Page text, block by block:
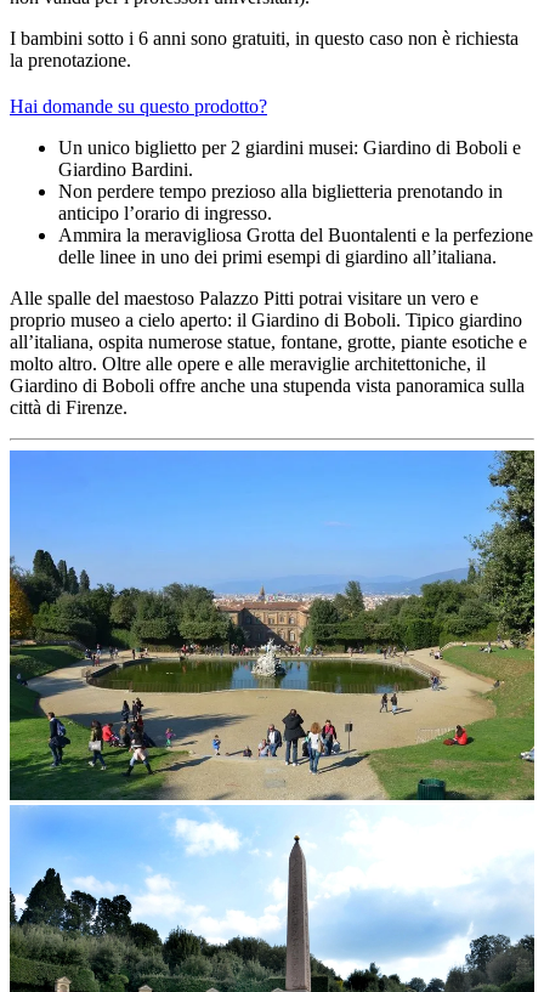
I bambini sotto i 6 anni sono gratuiti, in questo caso non è richiesta
la prenotazione.
Hai domande su questo prodotto?
Un unico biglietto per 2 giardini musei: Giardino di Boboli e
Giardino Bardini.
Non perdere tempo prezioso alla biglietteria prenotando in
anticipo l’orario di ingresso.
Ammira la meravigliosa Grotta del Buontalenti e la perfezione
delle linee in uno dei primi esempi di giardino all’italiana.
Alle spalle del maestoso Palazzo Pitti potrai visitare un vero e
proprio museo a cielo aperto: il Giardino di Boboli. Tipico giardino
all’italiana, ospita numerose statue, fontane, grotte, piante esotiche e
molto altro. Oltre alle opere e alle meraviglie architettoniche, il
Giardino di Boboli offre anche una stupenda vista panoramica sulla
città di Firenze.